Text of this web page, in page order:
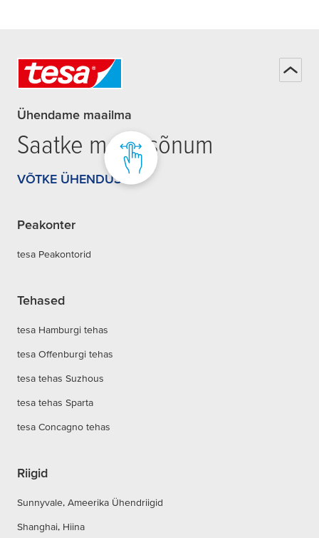
Ühendame maailma
Saatke meile sõnum
VÕTKE ÜHENDUST
Peakonter
tesa Peakontorid
Tehased
tesa Hamburgi tehas
tesa Offenburgi tehas
tesa tehas Suzhous
tesa tehas Sparta
tesa Concagno tehas
Riigid
Sunnyvale, Ameerika Ühendriigid
Shanghai, Hiina